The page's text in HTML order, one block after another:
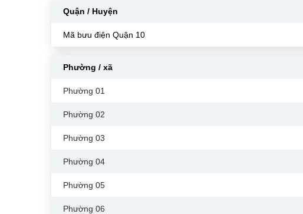
Quận / Huyện
Mã bưu điện Quận 10
Phường / xã
Phường 01
Phường 02
Phường 03
Phường 04
Phường 05
Phường 06